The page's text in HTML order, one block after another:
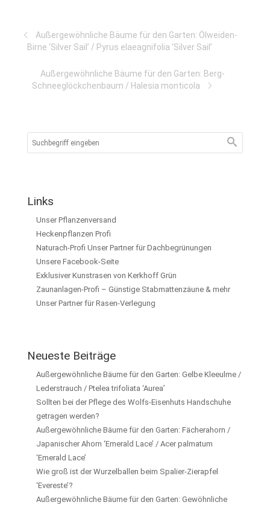
Außergewöhnliche Bäume für den Garten: Ölweiden-
Birne ‘Silver Sail’ / Pyrus elaeagnifolia ‘Silver Sail’
Außergewöhnliche Bäume für den Garten: Berg-
Schneeglöckchenbaum / Halesia monticola
Links
Unser Pflanzenversand
Heckenpflanzen Profi
Naturach-Profi Unser Partner für Dachbegrünungen
Unsere Facebook-Seite
Exklusiver Kunstrasen von Kerkhoff Grün
Zaunanlagen-Profi – Günstige Stabmattenzäune & mehr
Unser Partner für Rasen-Verlegung
Neueste Beiträge
Außergewöhnliche Bäume für den Garten: Gelbe Kleeulme /
Lederstrauch / Ptelea trifoliata ‘Aurea’
Sollten bei der Pflege des Wolfs-Eisenhuts Handschuhe
getragen werden?
Außergewöhnliche Bäume für den Garten: Fächerahorn /
Japanischer Ahorn ‘Emerald Lace’ / Acer palmatum
‘Emerald Lace’
Wie groß ist der Wurzelballen beim Spalier-Zierapfel
‘Evereste’?
Außergewöhnliche Bäume für den Garten: Gewöhnliche